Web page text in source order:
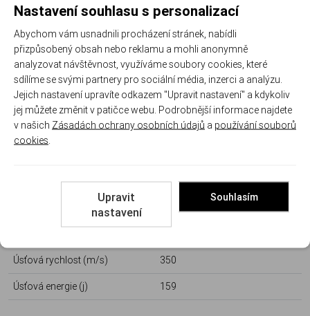
Další informace
Kód produktu: MAGT 10028841
Výrobce: MAGTECH
Parametry
Hmotnost střely gramy /
Úsťová rychlost (m/s) 350
Úsťová energie (j) 159
Nastavení souhlasu s personalizací
Abychom vám usnadnili procházení stránek, nabídli
přizpůsobený obsah nebo reklamu a mohli anonymně
analyzovat návštěvnost, využíváme soubory cookies, které
sdílíme se svými partnery pro sociální média, inzerci a analýzu.
Jejich nastavení upravíte odkazem "Upravit nastavení" a kdykoliv
jej můžete změnit v patičce webu. Podrobnější informace najdete
v našich Zásadách ochrany osobních údajů a používání souborů
cookies
Upravit
nastavení
Souhlasím